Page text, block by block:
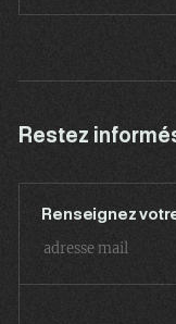
Restez
Renseignez